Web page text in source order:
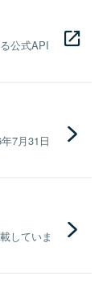
公式API
7月31日
していま